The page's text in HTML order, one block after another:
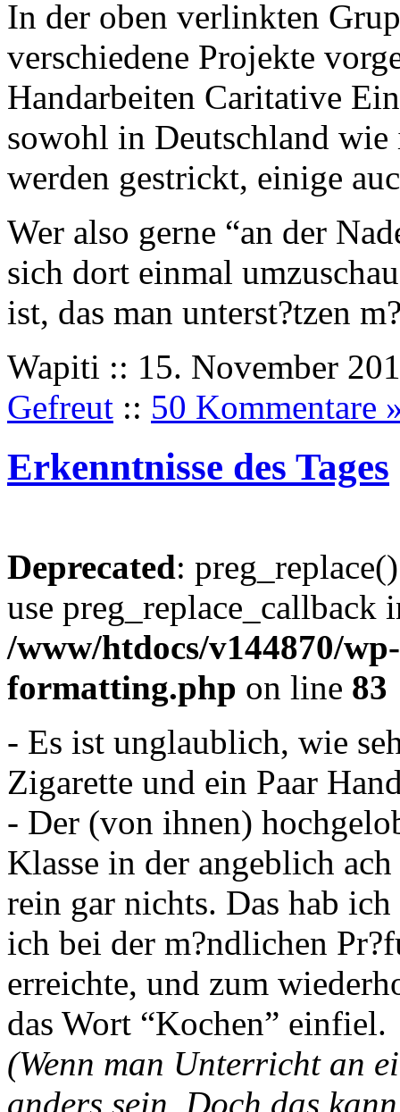
In der oben verlinkten
verschiedene Projekte
Handarbeiten Caritative
sowohl in Deutschland
werden gestrickt, einige
Wer also gerne “an der
sich dort einmal
ist, das man unterst?tzen
Wapiti :: 15. November
Gefreut :: 50 Kommentare
Erkenntnisse des Tages
Deprecated:
use preg_replace_callback
/www/htdocs/v144870/
formatting.php on line 83
- Es ist unglaublich, wie
Zigarette und ein Paar
- Der (von ihnen)
Klasse in der angeblich
rein gar nichts. Das hab
ich bei der m?ndlichen
erreichte, und zum
das Wort “Kochen” einfiel.
(Wenn man Unterricht an
anders sein. Doch das